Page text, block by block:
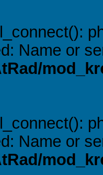
Name or
Name or